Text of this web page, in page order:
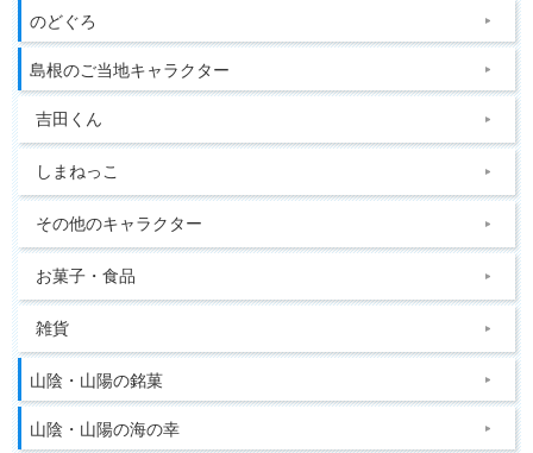
のどぐろ
島根のご当地キャラクター
吉田くん
しまねっこ
その他のキャラクター
お菓子・食品
雑貨
山陰・山陽の銘菓
山陰・山陽の海の幸